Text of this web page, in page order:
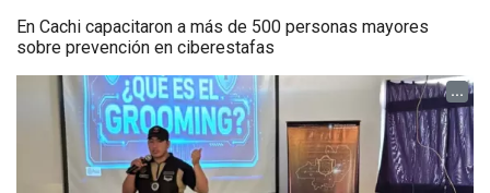
En Cachi capacitaron a más de 500 personas mayores
sobre prevención en ciberestafas
...